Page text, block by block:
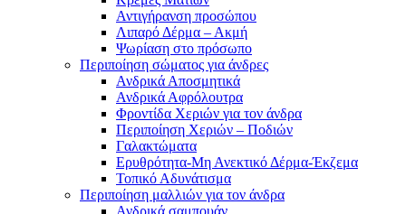
Αντιγήρανση προσώπου
Λιπαρό Δέρμα – Ακμή
Ψωρίαση στο πρόσωπο
Περιποίηση σώματος για άνδρες
Ανδρικά Αποσμητικά
Ανδρικά Αφρόλουτρα
Φροντίδα Χεριών για τον άνδρα
Περιποίηση Χεριών – Ποδιών
Γαλακτώματα
Ερυθρότητα-Μη Ανεκτικό Δέρμα-Έκζεμα
Τοπικό Αδυνάτισμα
Περιποίηση μαλλιών για τον άνδρα